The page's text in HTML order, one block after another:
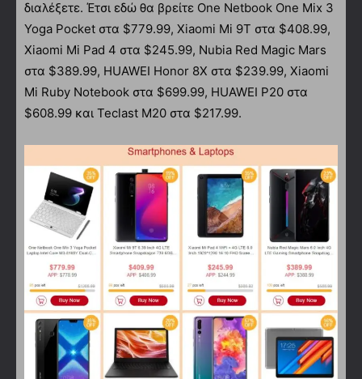
διαλέξετε. Έτσι εδώ θα βρείτε One Netbook One Mix 3
Yoga Pocket στα $779.99, Xiaomi Mi 9T στα $408.99,
Xiaomi Mi Pad 4 στα $245.99, Nubia Red Magic Mars
στα $389.99, HUAWEI Honor 8X στα $239.99, Xiaomi
Mi Ruby Notebook στα $699.99, HUAWEI P20 στα
$608.99 και Teclast M20 στα $217.99.